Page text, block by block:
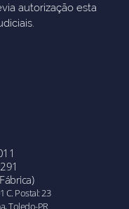
autorização esta
C. Postal: 23
Toledo-PR